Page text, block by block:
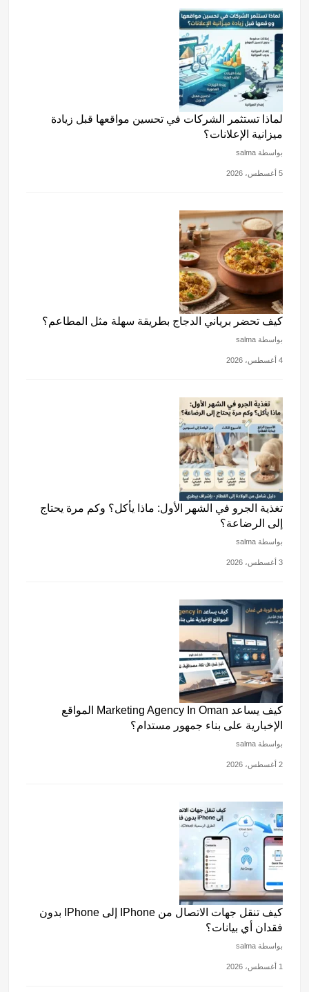
k
لماذا تستثمر الشركات في تحسين مواقعها قبل زيادة
ميزانية الإعلانات؟
بواسطة salma
5 أغسطس، 2026
كيف تحضر برياني الدجاج بطريقة سهلة مثل المطاعم؟
بواسطة salma
4 أغسطس، 2026
تغذية الجرو في الشهر الأول: ماذا يأكل؟ وكم مرة يحتاج
إلى الرضاعة؟
بواسطة salma
3 أغسطس، 2026
كيف يساعد Marketing Agency In Oman المواقع
الإخبارية على بناء جمهور مستدام؟
بواسطة salma
2 أغسطس، 2026
كيف تنقل جهات الاتصال من IPhone إلى IPhone بدون
فقدان أي بيانات؟
بواسطة salma
1 أغسطس، 2026